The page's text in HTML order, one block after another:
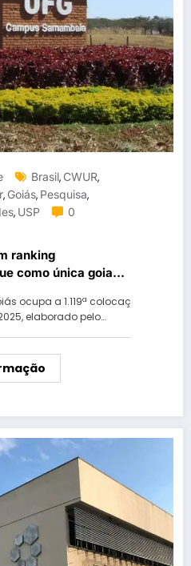
Brasil, CWUR,
, Goiás, Pesquisa,
, USP
0
ranking
como única goiana
ocupa a 1.119ª colocaç
elaborado pelo…